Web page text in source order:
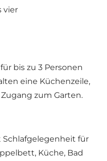
vier
bis zu 3 Personen
eine Küchenzeile,
zum Garten.
für
Küche, Bad